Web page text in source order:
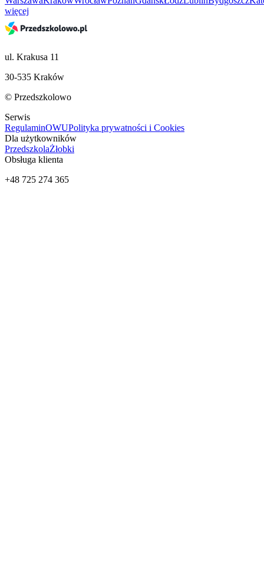
więcej
ul. Krakusa 11
30-535 Kraków
© Przedszkolowo
Serwis
RegulaminOWUPolityka prywatności i Cookies
Dla użytkowników
PrzedszkolaŻłobki
Obsługa klienta
+48 725 274 365